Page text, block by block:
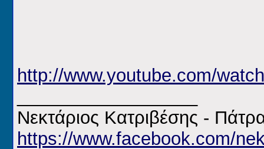
http://www.youtube.com/
Νεκτάριος Κατριβέσης -
https://www.facebook.com/